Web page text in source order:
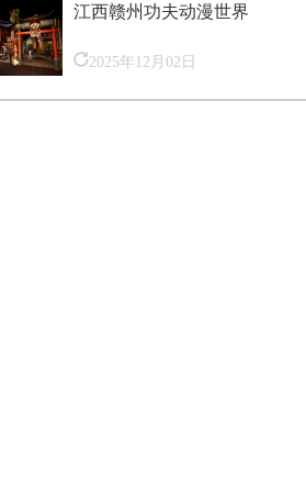
江西赣州功夫动漫世界
2025年12月02日